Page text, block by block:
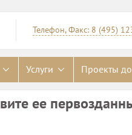
Телефон, Факс: 8 (495)
Услуги Проекты
ее